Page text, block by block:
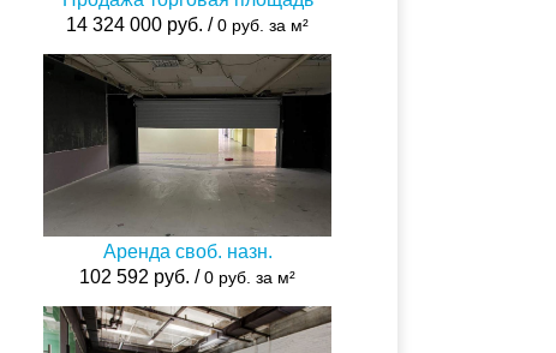
14 324 000 руб. /0 руб. за м²
Аренда своб. назн.
102 592 руб. /0 руб. за м²